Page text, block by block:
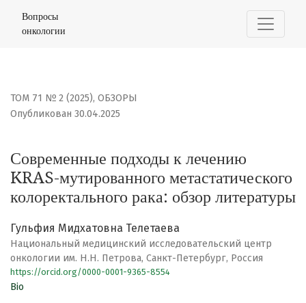
Современные подходы к лечению KRAS-
Вопросы
онкологии
ТОМ 71 № 2 (2025), ОБЗОРЫ
Современные подходы к лечению
KRAS-мутированного метастатического
колоректального рака: обзор литературы
Опубликован 30.04.2025
Гульфия Мидхатовна Телетаева
Национальный медицинский исследовательский центр
онкологии им. Н.Н. Петрова, Санкт-Петербург, Россия
https://orcid.org/0000-0001-9365-8554
Bio